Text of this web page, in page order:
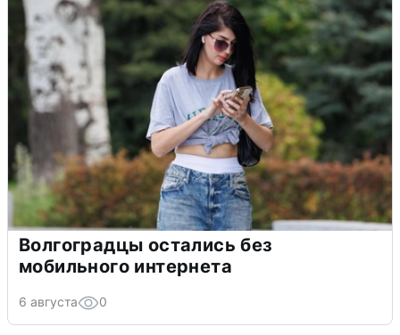
Волгоградцы остались без
мобильного интернета
6 августа 0